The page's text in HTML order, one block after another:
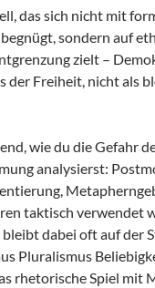
das sich nicht mit
sondern auf
zielt –
der Freiheit, nicht als
wie du die Gefahr
analysierst:
taktisch verwendet
dabei oft auf der
Pluralismus
rhetorische Spiel mit